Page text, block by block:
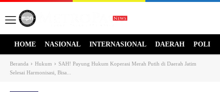
HOME NASIONAL INTERNASIONAL DAERAH
Beranda Hukum
SAH! Payung Hukum Koperasi Merah Putih di Daerah Jatim
Selesai Harmonisasi, Bisa...